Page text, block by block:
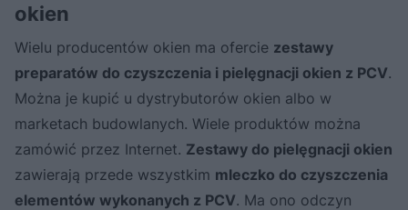
okien
Wielu producentów okien ma ofercie zestawy
preparatów do czyszczenia i pielęgnacji okien z PCV.
Można je kupić u dystrybutorów okien albo w
marketach budowlanych. Wiele produktów można
zamówić przez Internet. Zestawy do pielęgnacji okien
zawierają przede wszystkim mleczko do czyszczenia
elementów wykonanych z PCV. Ma ono odczyn